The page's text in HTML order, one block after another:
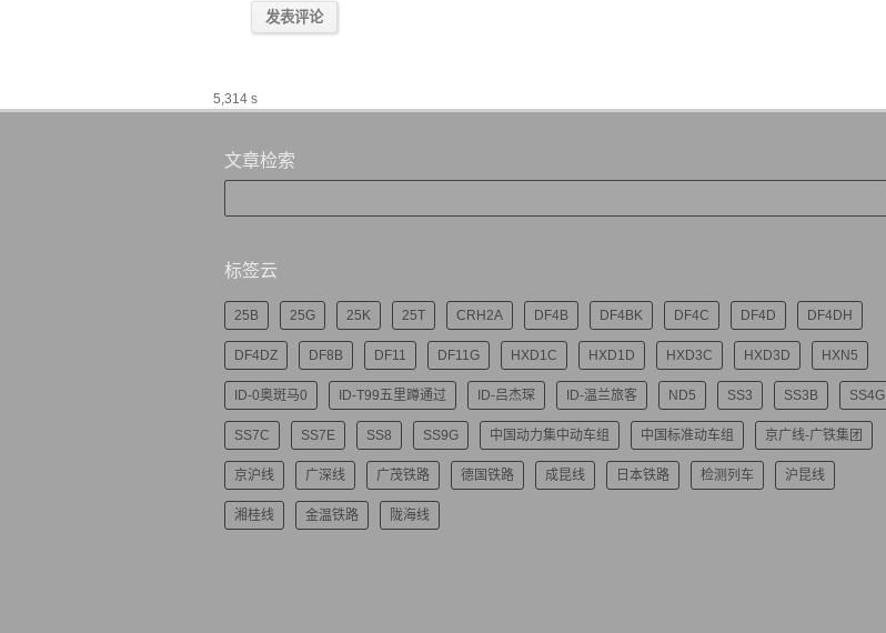
5,314 s
文章检索
标签云
25B 25G 25K 25T CRH2A DF4B DF4BK DF4C DF4D DF4DH
DF4DZ DF8B DF11 DF11G HXD1C HXD1D HXD3C HXD3D HXN5
ID-0奥斑马0 ID-T99五里蹲通过 ID-吕杰琛 ID-温兰旅客 ND5 SS3 SS3B SS4G
SS7C SS7E SS8 SS9G 中国动力集中动车组 中国标准动车组 京广线-广铁集团
京沪线 广深线 广茂铁路 德国铁路 成昆线 日本铁路 检测列车 沪昆线
湘桂线 金温铁路 陇海线